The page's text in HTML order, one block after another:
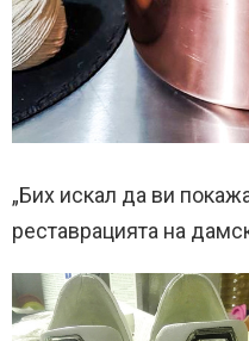
„Бих искал да ви
реставрацията на